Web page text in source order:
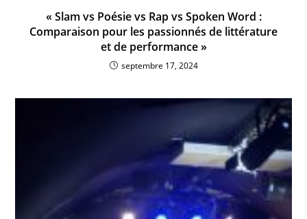
« Slam vs Poésie vs Rap vs Spoken Word :
Comparaison pour les passionnés de littérature
et de performance »
septembre 17, 2024